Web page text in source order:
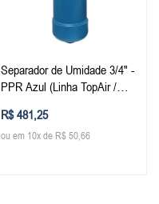
Separador de Umidade 3/4" -
PPR Azul (Linha TopAir /
R$ 481,25
ou em 10x de R$ 50,66